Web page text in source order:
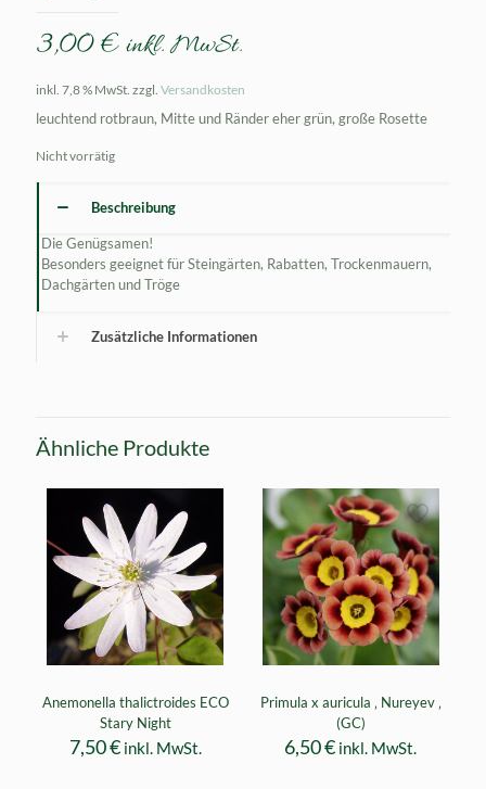
3,00€ inkl. MwSt.
inkl. 7,8 % MwSt. zzgl. Versandkosten
leuchtend rotbraun, Mitte und Ränder eher grün, große Rosette
Nicht vorrätig
Beschreibung
Die Genügsamen!
Besonders geeignet für Steingärten, Rabatten, Trockenmauern,
Dachgärten und Tröge
Zusätzliche Informationen
Ähnliche Produkte
Anemonella thalictroides ECO
Stary Night
7,50€ inkl. MwSt.
Primula x auricula ‚ Nureyev ‚
(GC)
6,50€ inkl. MwSt.